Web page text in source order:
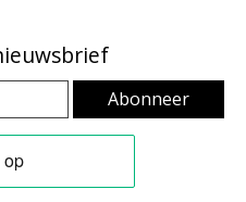
Abonneer